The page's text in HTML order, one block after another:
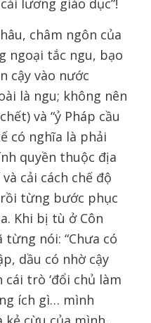
châm ngôn của
ngoại tắc ngu, bạo
cậy vào nước
là ngu; không nên
và “ỷ Pháp cầu
có nghĩa là phải
quyền thuộc địa
cải cách chế độ
từng bước phục
Khi bị tù ở Côn
nói: “Chưa có
dầu có nhờ cậy
trò ‘đổi chủ làm
ích gì… mình